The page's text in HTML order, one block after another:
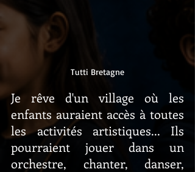
Tutti Bretagne
Je rêve d'un village où les
enfants auraient accès à toutes
les activités artistiques... Ils
pourraient jouer dans un
orchestre, chanter, danser,